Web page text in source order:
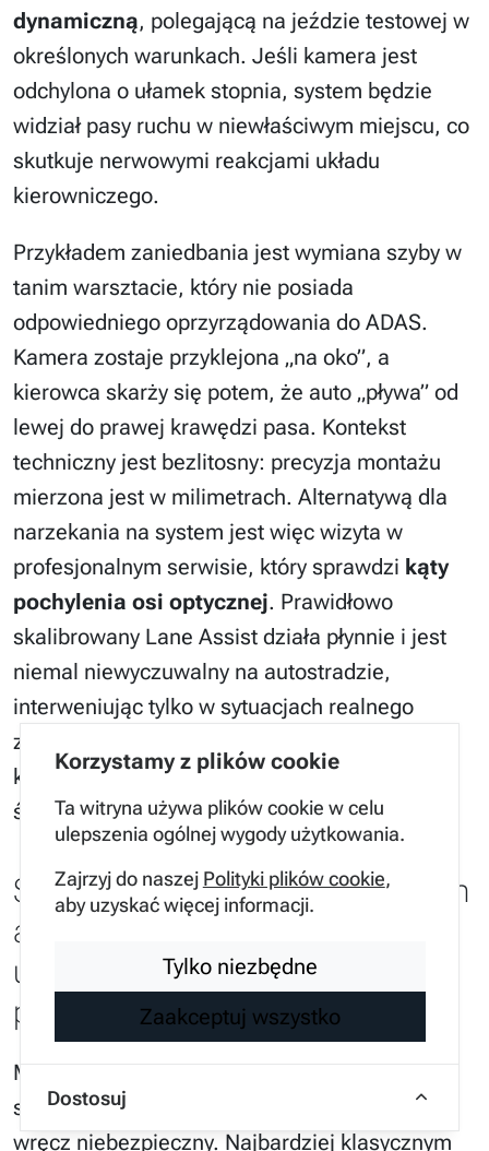
Korzystamy z plików cookie
Ta witryna używa plików cookie w celu
ulepszenia ogólnej wygody użytkowania.
Zajrzyj do naszej Polityki plików cookie,
aby uzyskać więcej informacji.
Tylko niezbędne
Zaakceptuj wszystko
Dostosuj
dynamiczną, polegającą na jeździe testowej w
określonych warunkach. Jeśli kamera jest
odchylona o ułamek stopnia, system będzie
widział pasy ruchu w niewłaściwym miejscu, co
skutkuje nerwowymi reakcjami układu
kierowniczego.
Przykładem zaniedbania jest wymiana szyby w
tanim warsztacie, który nie posiada
odpowiedniego oprzyrządowania do ADAS.
Kamera zostaje przyklejona „na oko”, a
kierowca skarży się potem, że auto „pływa” od
lewej do prawej krawędzi pasa. Kontekst
techniczny jest bezlitosny: precyzja montażu
mierzona jest w milimetrach. Alternatywą dla
narzekania na system jest więc wizyta w
profesjonalnym serwisie, który sprawdzi kąty
pochylenia osi optycznej. Prawidłowo
skalibrowany Lane Assist działa płynnie i jest
niemal niewyczuwalny na autostradzie,
interweniując tylko w sytuacjach realnego
zagrożenia. Moja rada: zanim zaczniesz
kodować, sprawdź czy Twoja kamera widzi
świat tak, jak zaplanował to inżynier.
Sytuacje drogowe w których
asystent pasa ruchu może
utrudniać prowadzenie
pojazdu
Mimo zaawansowania technicznego, istnieją
scenariusze, w których Lane Assist staje się
wręcz niebezpieczny. Najbardziej klasycznym